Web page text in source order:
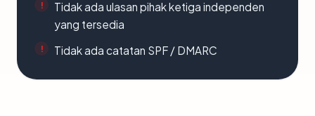
Tidak ada ulasan pihak ketiga independen
yang tersedia
Tidak ada catatan SPF / DMARC